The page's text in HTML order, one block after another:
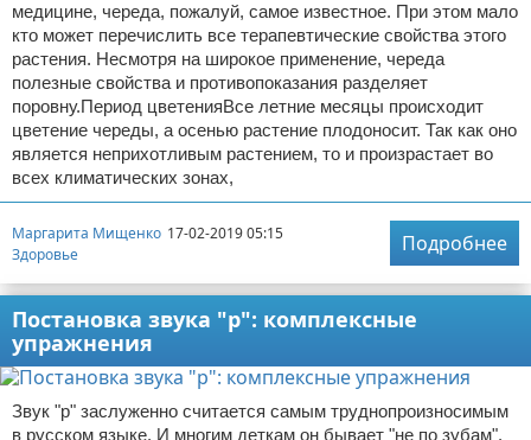
медицине, череда, пожалуй, самое известное. При этом мало
кто может перечислить все терапевтические свойства этого
растения. Несмотря на широкое применение, череда
полезные свойства и противопоказания разделяет
поровну.Период цветенияВсе летние месяцы происходит
цветение череды, а осенью растение плодоносит. Так как оно
является неприхотливым растением, то и произрастает во
всех климатических зонах,
Маргарита Мищенко 17-02-2019 05:15
Здоровье
Подробнее
Постановка звука "р": комплексные
упражнения
Звук "р" заслуженно считается самым труднопроизносимым
в русском языке. И многим деткам он бывает "не по зубам".